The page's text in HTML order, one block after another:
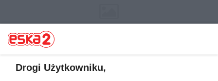
Drogi Użytkowniku,